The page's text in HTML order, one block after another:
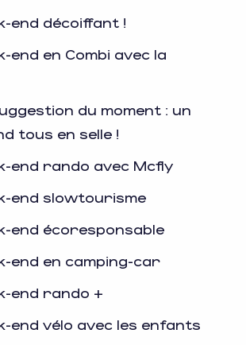
end décoiffant !
end en Combi avec la
du moment : un
tous en selle !
end rando avec Mcfly
end slowtourisme
end écoresponsable
end en camping-car
end rando +
end vélo avec les enfants